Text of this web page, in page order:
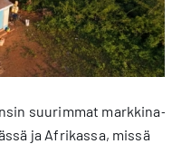
suurimmat markkina-
ja Afrikassa, missä